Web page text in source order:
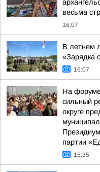
весьма
16:07
В летнем
«Зарядка
16:07
На
сильный
округе
партии
15:35